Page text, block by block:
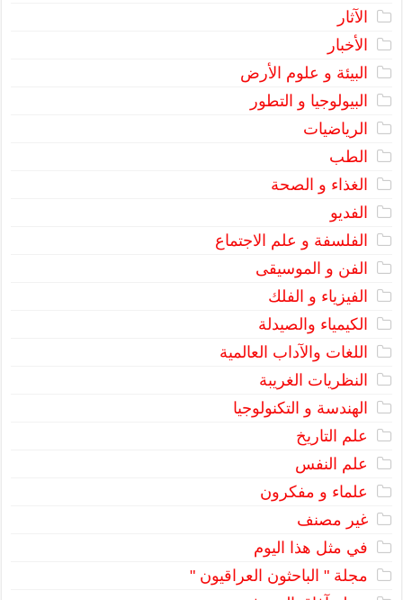
الآثار
الأخبار
البيئة و علوم الأرض
البيولوجيا و التطور
الرياضيات
الطب
الغذاء و الصحة
الفديو
الفلسفة و علم الاجتماع
الفن و الموسيقى
الفيزياء و الفلك
الكيمياء والصيدلة
اللغات والآداب العالمية
النظريات الغريبة
الهندسة و التكنولوجيا
علم التاريخ
علم النفس
علماء و مفكرون
غير مصنف
في مثل هذا اليوم
مجلة " الباحثون العراقيون "